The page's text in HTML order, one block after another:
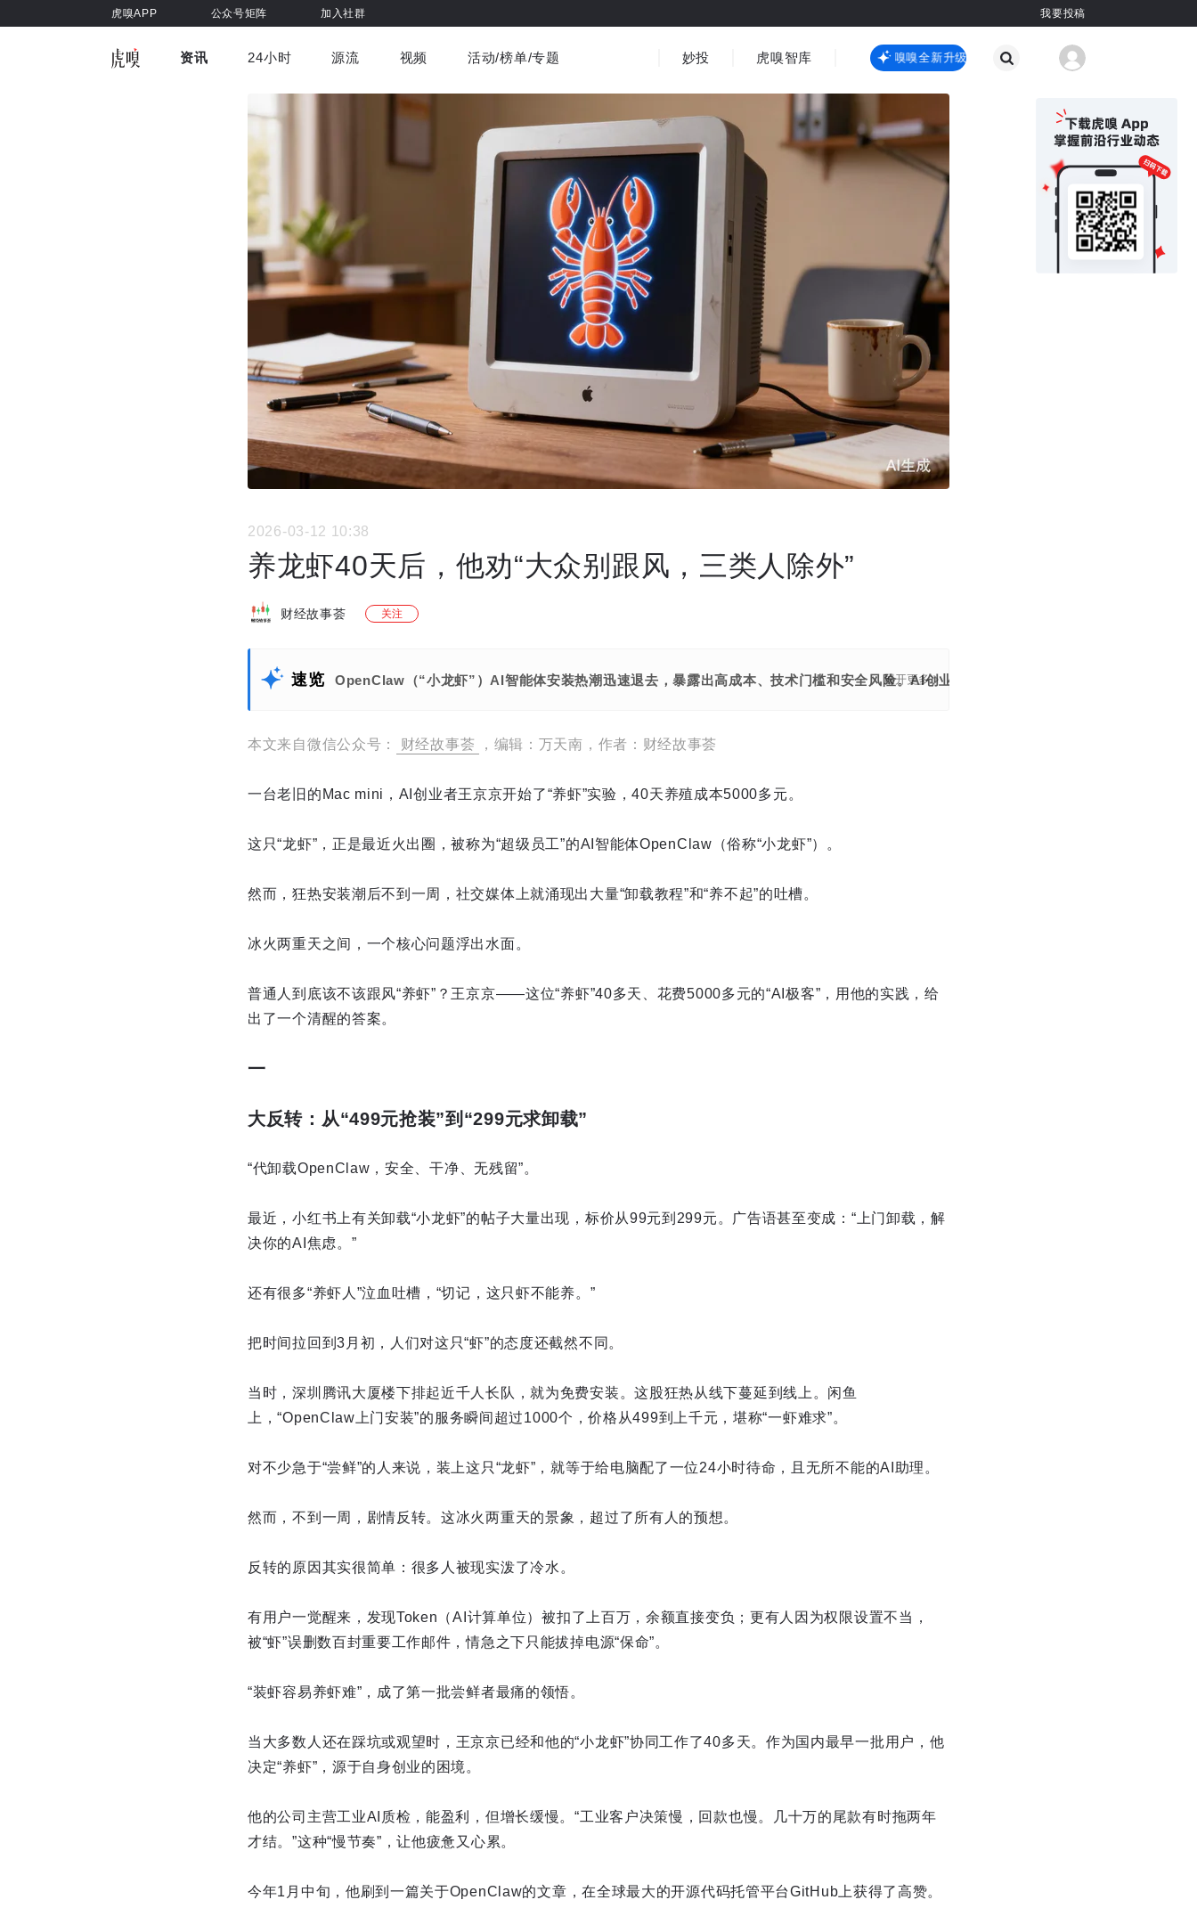
虎嗅APP 公众号矩阵 加入社群 我要投稿
资讯
车与出行 商业消费 社会文化 金融财经 出海
国际热点
书影音 医疗 3C数码 观点 其他
24小时 源流 视频 活动/榜单/专题 妙投 虎嗅智库 虎嗅嗅全新升级 虎嗅嗅全新升级
2026-03-12 10:38
养龙虾40天后，他劝“大众别跟风，三类人除外”
财经故事荟 关注
速览 OpenClaw（“小龙虾”）AI智能体安装热潮迅速退去，暴露出高成本、技术门槛和安全风险。AI创业者王京京基于40天、花费5000多元
展开更多
本文来自微信公众号： 财经故事荟 ，编辑：万天南，作者：财经故事荟
一台老旧的Mac mini，AI创业者王京京开始了“养虾”实验，40天养殖成本5000多元。
这只“龙虾”，正是最近火出圈，被称为“超级员工”的AI智能体OpenClaw（俗称“小龙虾”）。
然而，狂热安装潮后不到一周，社交媒体上就涌现出大量“卸载教程”和“养不起”的吐槽。
冰火两重天之间，一个核心问题浮出水面。
普通人到底该不该跟风“养虾”？王京京——这位“养虾”40多天、花费5000多元的“AI极客”，用他的实践，给
出了一个清醒的答案。
一
大反转：从“499元抢装”到“299元求卸载”
“代卸载OpenClaw，安全、干净、无残留”。
最近，小红书上有关卸载“小龙虾”的帖子大量出现，标价从99元到299元。广告语甚至变成：“上门卸载，解
决你的AI焦虑。”
还有很多“养虾人”泣血吐槽，“切记，这只虾不能养。”
把时间拉回到3月初，人们对这只“虾”的态度还截然不同。
当时，深圳腾讯大厦楼下排起近千人长队，就为免费安装。这股狂热从线下蔓延到线上。闲鱼
上，“OpenClaw上门安装”的服务瞬间超过1000个，价格从499到上千元，堪称“一虾难求”。
对不少急于“尝鲜”的人来说，装上这只“龙虾”，就等于给电脑配了一位24小时待命，且无所不能的AI助理。
然而，不到一周，剧情反转。这冰火两重天的景象，超过了所有人的预想。
反转的原因其实很简单：很多人被现实泼了冷水。
有用户一觉醒来，发现Token（AI计算单位）被扣了上百万，余额直接变负；更有人因为权限设置不当，
被“虾”误删数百封重要工作邮件，情急之下只能拔掉电源“保命”。
“装虾容易养虾难”，成了第一批尝鲜者最痛的领悟。
当大多数人还在踩坑或观望时，王京京已经和他的“小龙虾”协同工作了40多天。作为国内最早一批用户，他
决定“养虾”，源于自身创业的困境。
他的公司主营工业AI质检，能盈利，但增长缓慢。“工业客户决策慢，回款也慢。几十万的尾款有时拖两年
才结。”这种“慢节奏”，让他疲惫又心累。
今年1月中旬，他刷到一篇关于OpenClaw的文章，在全球最大的开源代码托管平台GitHub上获得了高赞。